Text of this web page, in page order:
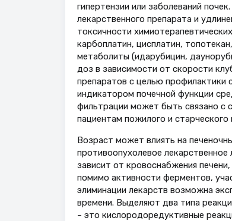
гипертензии или заболеваний
лекарственного препарата и
токсичности
карбоплатин, цисплатин,
метаболиты (идарубицин,
доз в зависимости от скорости
препаратов с целью профилактики
индикатором почечной функции
фильтрации может быть связано с
пациентам пожилого и
Возраст может влиять на
противоопухолевое
зависит от кровоснабжения
помимо активности ферментов,
элиминации лекарств возможна
времени. Выделяют два типа
– это кислородоредуктивные